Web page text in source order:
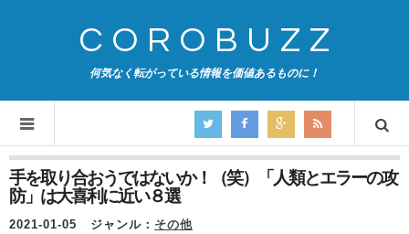
COROBUZZ
何気なく転がっている情報を価値あるものに！
手を取り合おうではないか！（笑）「人類とエラーの攻
防」は大喜利に近い８選
2021-01-05 ジャンル： その他